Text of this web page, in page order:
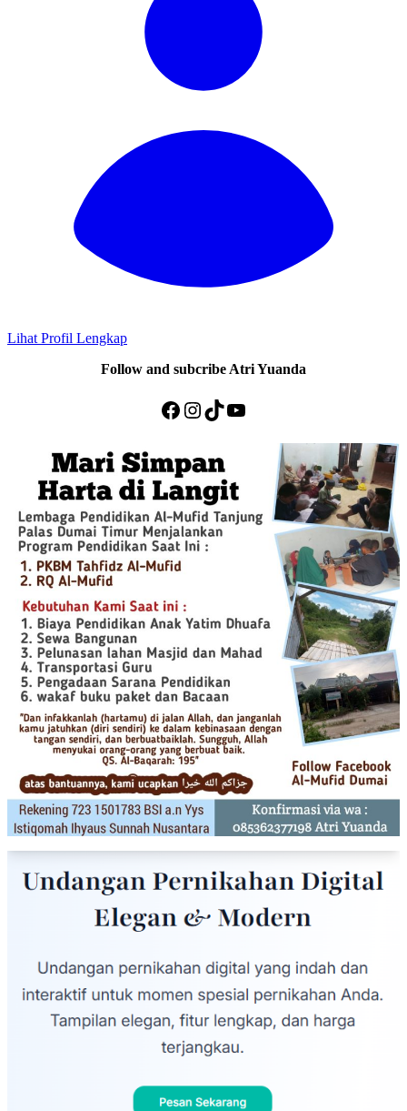
Lihat Profil Lengkap
Follow and subcribe Atri Yuanda
Facebook
Instagram
TikTok
YouTube